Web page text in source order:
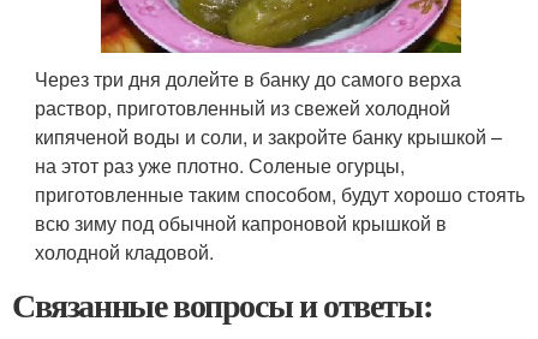
Через три дня долейте в банку до самого верха
раствор, приготовленный из свежей холодной
кипяченой воды и соли, и закройте банку крышкой –
на этот раз уже плотно. Соленые огурцы,
приготовленные таким способом, будут хорошо стоять
всю зиму под обычной капроновой крышкой в
холодной кладовой.
Связанные вопросы и ответы: